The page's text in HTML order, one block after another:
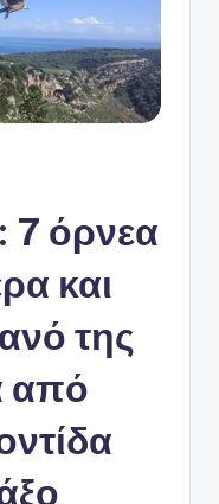
όρνεα
και
της
από